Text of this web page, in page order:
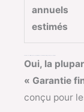
annuels
estimés
Oui, la
« Garantie
conçu pour